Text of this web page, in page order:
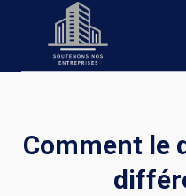
Comment le